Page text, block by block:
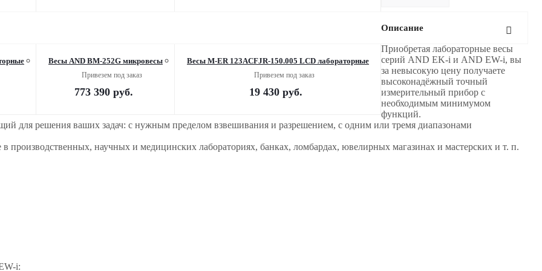
Весы AND BM-252G микровесы
Привезем под заказ
773 390руб.
Весы M-ER 123АCFJR-150.005 LСD лабораторные
Привезем под заказ
19 430 руб.
Описание
Приобретая лабораторные весы
серий AND EK-i и AND EW-i, вы
за невысокую цену получаете
высоконадёжный точный
измерительный прибор с
необходимым минимумом
функций.
для решения ваших задач: с нужным пределом взвешивания и разрешением, с одним или тремя диапазонами
производственных, научных и медицинских лабораториях, банках, ломбардах, ювелирных магазинах и мастерских и т. п.
i: